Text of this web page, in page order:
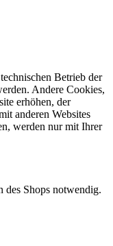
Betrieb der
Andere Cookies,
erhöhen, der
anderen Websites
werden nur mit Ihrer
Shops notwendig.